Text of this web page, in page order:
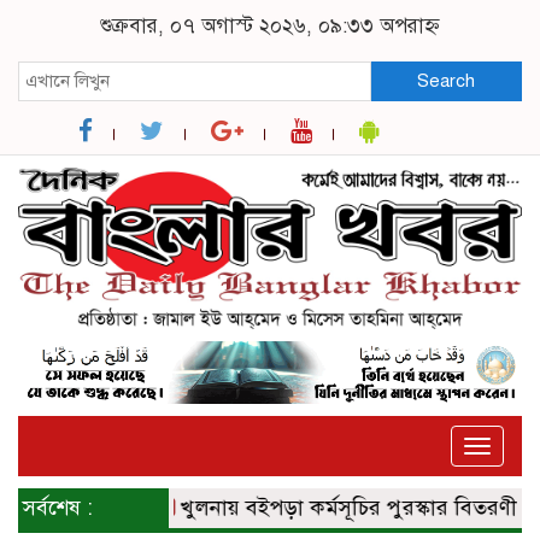
শুক্রবার, ০৭ অগাস্ট ২০২৬, ০৯:৩৩ অপরাহ্ন
Search
Toggle
সর্বশেষ : খুলনায় বইপড়া কর্মসূচির পুরস্কার বিতরণী